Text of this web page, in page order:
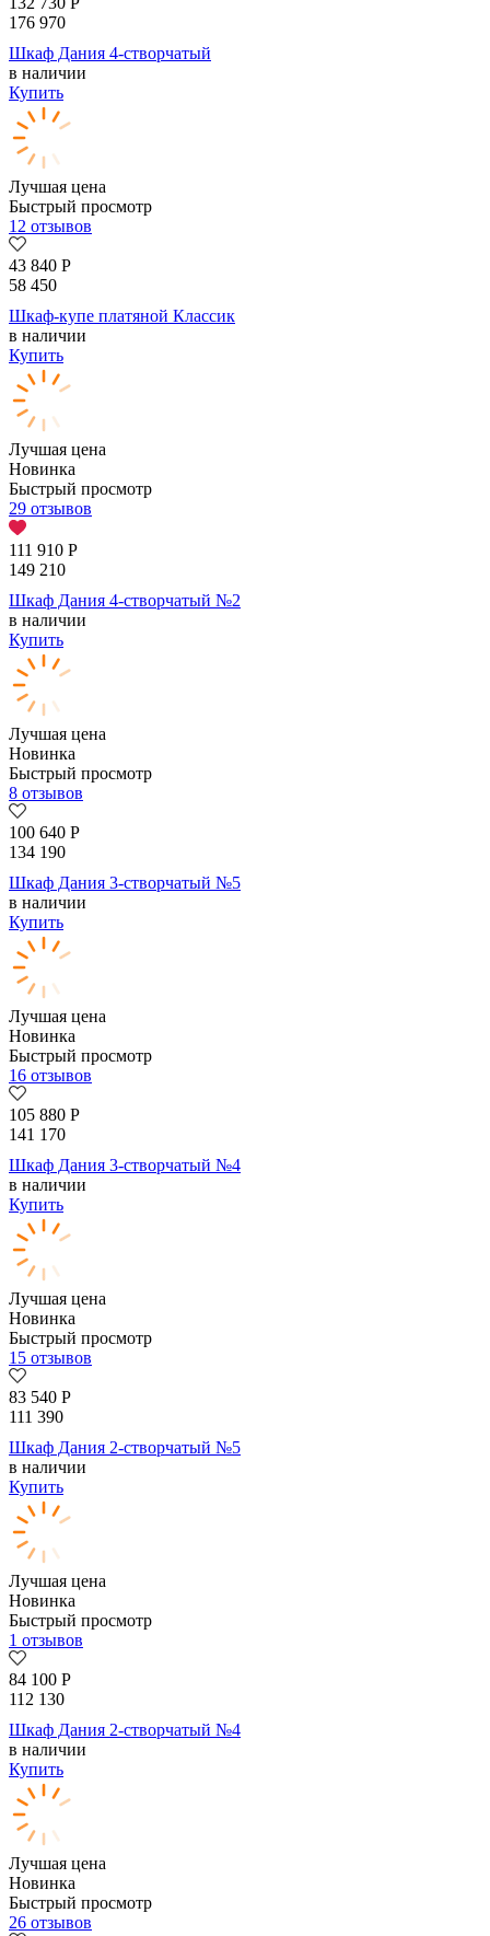
176 970
Шкаф Дания 4-створчатый
в наличии
Купить
Лучшая цена
Быстрый просмотр
12 отзывов
43 840 Р
58 450
Шкаф-купе платяной Классик
в наличии
Купить
Лучшая цена
Новинка
Быстрый просмотр
29 отзывов
111 910 Р
149 210
Шкаф Дания 4-створчатый №2
в наличии
Купить
Лучшая цена
Новинка
Быстрый просмотр
8 отзывов
100 640 Р
134 190
Шкаф Дания 3-створчатый №5
в наличии
Купить
Лучшая цена
Новинка
Быстрый просмотр
16 отзывов
105 880 Р
141 170
Шкаф Дания 3-створчатый №4
в наличии
Купить
Лучшая цена
Новинка
Быстрый просмотр
15 отзывов
83 540 Р
111 390
Шкаф Дания 2-створчатый №5
в наличии
Купить
Лучшая цена
Новинка
Быстрый просмотр
1 отзывов
84 100 Р
112 130
Шкаф Дания 2-створчатый №4
в наличии
Купить
Лучшая цена
Новинка
Быстрый просмотр
26 отзывов